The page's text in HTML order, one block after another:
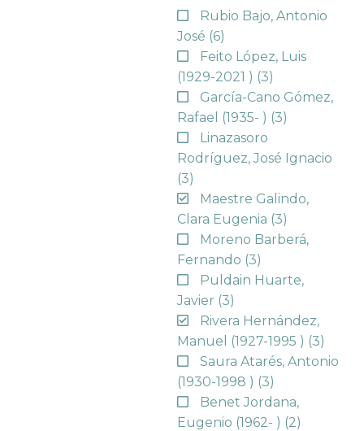
Rubio Bajo, Antonio
José (6)
Feito López, Luis
(1929-2021 ) (3)
García-Cano Gómez,
Rafael (1935- ) (3)
Linazasoro
Rodríguez, José Ignacio
(3)
Maestre Galindo,
Clara Eugenia (3)
Moreno Barberá,
Fernando (3)
Puldain Huarte,
Javier (3)
Rivera Hernández,
Manuel (1927-1995 ) (3)
Saura Atarés, Antonio
(1930-1998 ) (3)
Benet Jordana,
Eugenio (1962- ) (2)